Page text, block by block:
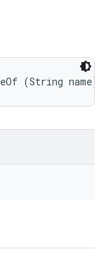
(String name)